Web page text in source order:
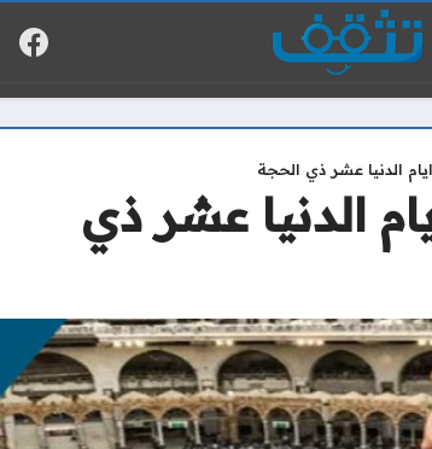
الدنيا عشر ذي الحجة
الدنيا عشر ذي